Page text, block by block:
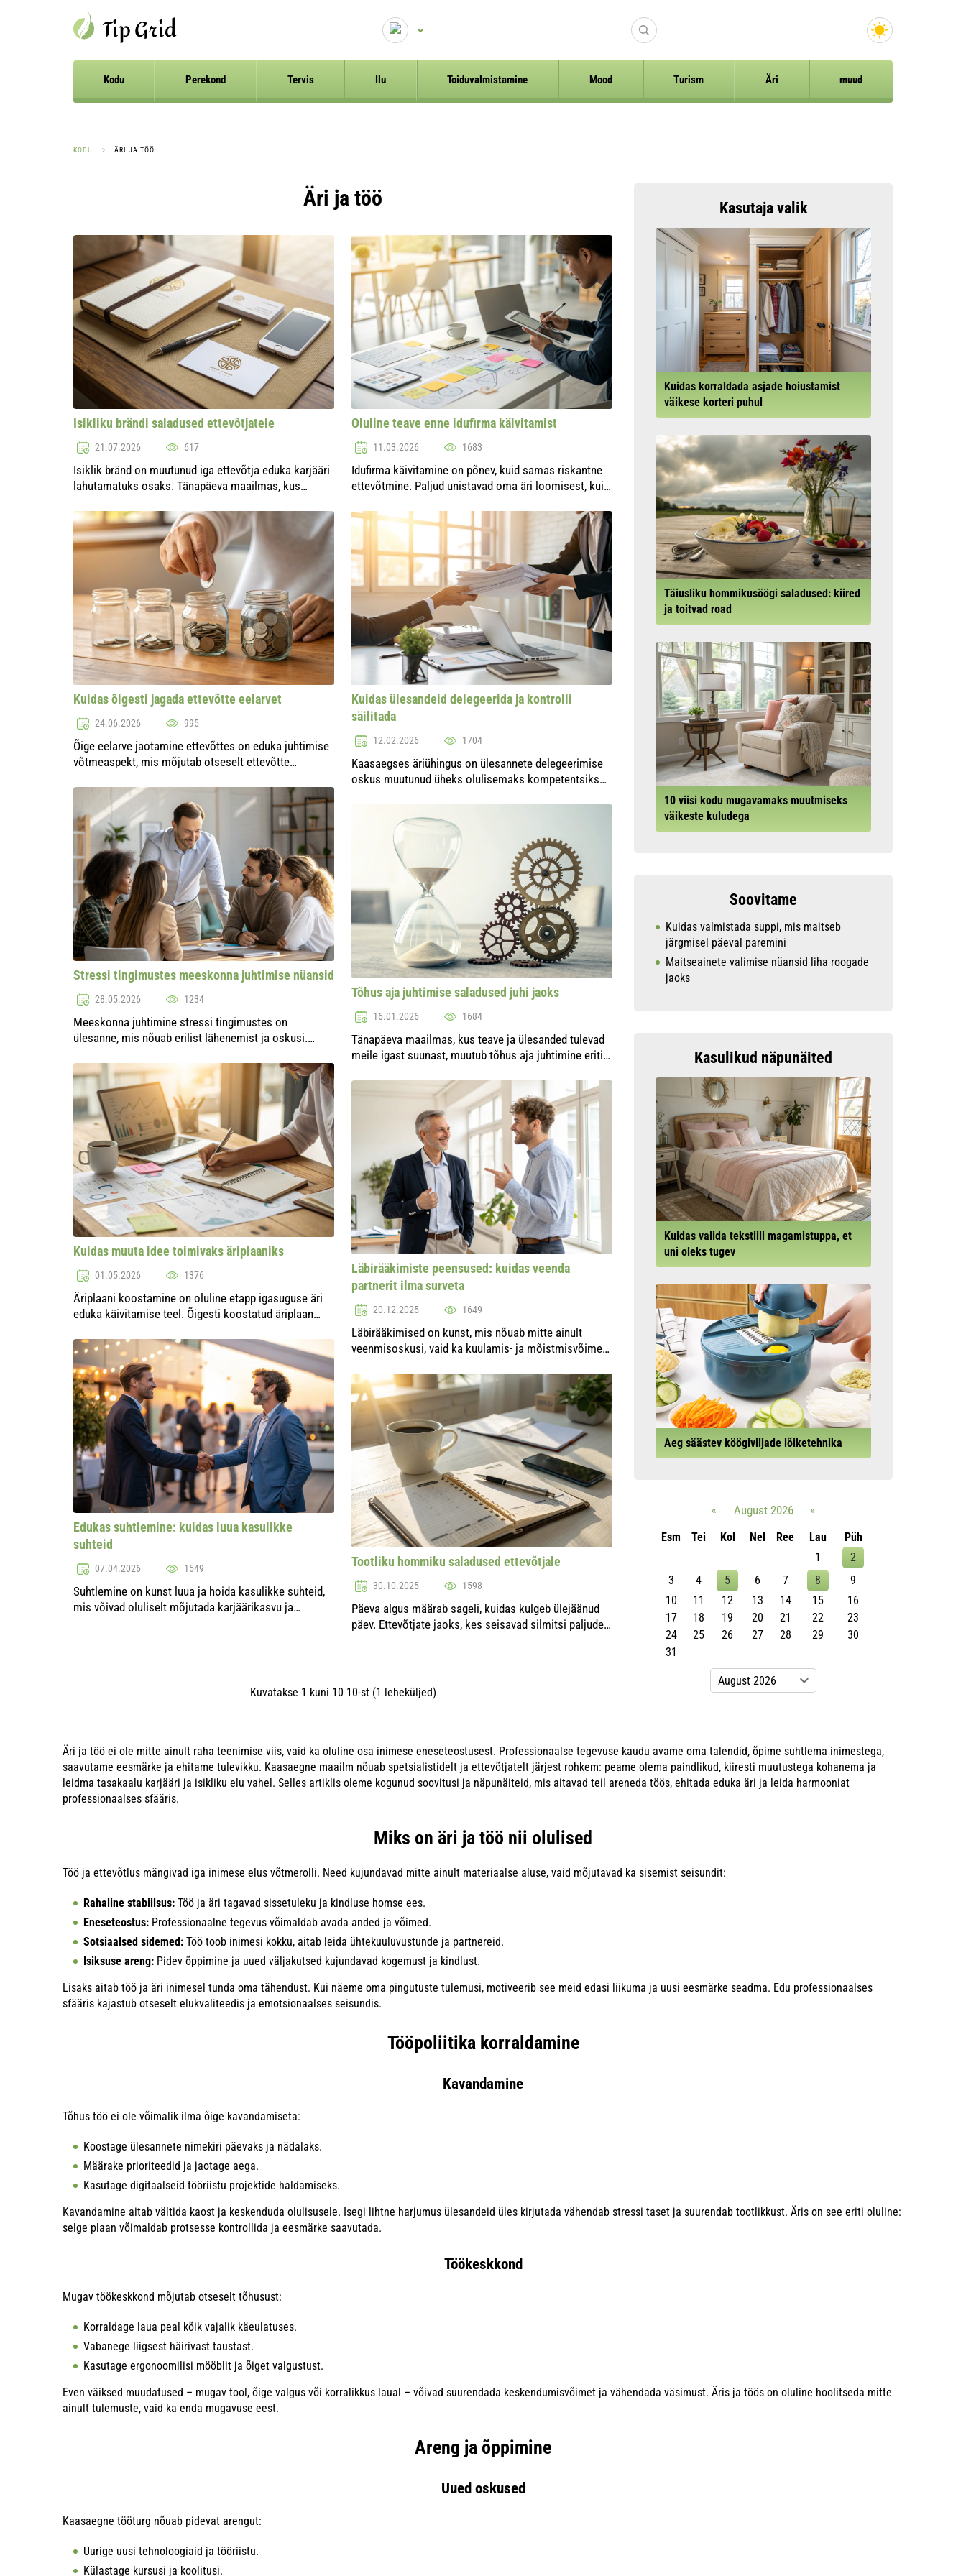
Kodu Perekond Tervis Ilu Toiduvalmistamine Mood Turism Äri muud
KODU ÄRI JA TÖÖ
Äri ja töö
Isikliku brändi saladused ettevõtjatele
21.07.2026 617
Isiklik bränd on muutunud iga ettevõtja eduka karjääri
lahutamatuks osaks. Tänapäeva maailmas, kus
kuvandi ja maine loomine oluline samm edu
saavutamiseks....
Kuidas õigesti jagada ettevõtte eelarvet
24.06.2026 995
Õige eelarve jaotamine ettevõttes on eduka juhtimise
võtmeaspekt, mis mõjutab otseselt ettevõtte
ebastabiilse majanduse tingimustes muutub
rahanduse...
Stressi tingimustes meeskonna juhtimise nüansid
28.05.2026 1234
Meeskonna juhtimine stressi tingimustes on
ülesanne, mis nõuab erilist lähenemist ja oskusi.
põhjustest: alates ettevõtte kriisidest kuni turu
keskkonn...
Kuidas muuta idee toimivaks äriplaaniks
01.05.2026 1376
Äriplaani koostamine on oluline etapp igasuguse äri
eduka käivitamise teel. Õigesti koostatud äriplaan
tõmbab ka ligi potentsiaalseid investoreid....
Edukas suhtlemine: kuidas luua kasulikke
suhteid
07.04.2026 1549
Suhtlemine on kunst luua ja hoida kasulikke suhteid,
mis võivad oluliselt mõjutada karjäärikasvu ja
Oluline teave enne idufirma käivitamist
11.03.2026 1683
Idufirma käivitamine on põnev, kuid samas riskantne
ettevõtmine. Paljud unistavad oma äri loomisest, kuid
arvesse võtta mitmeid tegureid. Selles artik...
Kuidas ülesandeid delegeerida ja kontrolli
säilitada
12.02.2026 1704
Kaasaegses äriühingus on ülesannete delegeerimise
oskus muutunud üheks olulisemaks kompetentsiks
potentsiaali ...
Tõhus aja juhtimise saladused juhi jaoks
16.01.2026 1684
Tänapäeva maailmas, kus teave ja ülesanded tulevad
meile igast suunast, muutub tõhus aja juhtimine eriti
juhtida võimaldab mitte ainult isikliku tootlik...
Läbirääkimiste peensused: kuidas veenda
partnerit ilma surveta
20.12.2025 1649
Läbirääkimised on kunst, mis nõuab mitte ainult
veenmisoskusi, vaid ka kuulamis- ja mõistmisvõimet
konkurents kasvab iga päevaga, on oluline mitte ainult
saav...
Tootliku hommiku saladused ettevõtjale
30.10.2025 1598
Päeva algus määrab sageli, kuidas kulgeb ülejäänud
päev. Ettevõtjate jaoks, kes seisavad silmitsi paljude
Kuvatakse 1 kuni 10 10-st (1 leheküljed)
Kasutaja valik
Kuidas korraldada asjade hoiustamist
väikese korteri puhul
Täiusliku hommikusöögi saladused: kiired
ja toitvad road
10 viisi kodu mugavamaks muutmiseks
väikeste kuludega
Soovitame
Kuidas valmistada suppi, mis maitseb
järgmisel päeval paremini
Maitseainete valimise nüansid liha roogade
jaoks
Kasulikud näpunäited
Kuidas valida tekstiili magamistuppa, et
uni oleks tugev
Aeg säästev köögiviljade lõiketehnika
« August 2026
»
Esm
Tei Kol Nel Ree Lau
Püh
1
2
3
4 5 6 7 8
9
10
11 12 13 14 15
16
17
18 19 20 21 22
23
24
25 26 27 28 29
30
31
Äri ja töö ei ole mitte ainult raha teenimise viis, vaid ka oluline osa inimese eneseteostusest. Professionaalse tegevuse kaudu avame oma talendid, õpime suhtlema inimestega,
saavutame eesmärke ja ehitame tulevikku. Kaasaegne maailm nõuab spetsialistidelt ja ettevõtjatelt järjest rohkem: peame olema paindlikud, kiiresti muutustega kohanema ja
leidma tasakaalu karjääri ja isikliku elu vahel. Selles artiklis oleme kogunud soovitusi ja näpunäiteid, mis aitavad teil areneda töös, ehitada eduka äri ja leida harmooniat
professionaalses sfääris.
Miks on äri ja töö nii olulised
Töö ja ettevõtlus mängivad iga inimese elus võtmerolli. Need kujundavad mitte ainult materiaalse aluse, vaid mõjutavad ka sisemist seisundit:
Rahaline stabiilsus: Töö ja äri tagavad sissetuleku ja kindluse homse ees.
Eneseteostus: Professionaalne tegevus võimaldab avada anded ja võimed.
Sotsiaalsed sidemed: Töö toob inimesi kokku, aitab leida ühtekuuluvustunde ja partnereid.
Isiksuse areng: Pidev õppimine ja uued väljakutsed kujundavad kogemust ja kindlust.
Lisaks aitab töö ja äri inimesel tunda oma tähendust. Kui näeme oma pingutuste tulemusi, motiveerib see meid edasi liikuma ja uusi eesmärke seadma. Edu professionaalses
sfääris kajastub otseselt elukvaliteedis ja emotsionaalses seisundis.
Tööpoliitika korraldamine
Kavandamine
Tõhus töö ei ole võimalik ilma õige kavandamiseta:
Koostage ülesannete nimekiri päevaks ja nädalaks.
Määrake prioriteedid ja jaotage aega.
Kasutage digitaalseid tööriistu projektide haldamiseks.
Kavandamine aitab vältida kaost ja keskenduda olulisusele. Isegi lihtne harjumus ülesandeid üles kirjutada vähendab stressi taset ja suurendab tootlikkust. Äris on see eriti oluline:
selge plaan võimaldab protsesse kontrollida ja eesmärke saavutada.
Töökeskkond
Mugav töökeskkond mõjutab otseselt tõhusust:
Korraldage laua peal kõik vajalik käeulatuses.
Vabanege liigsest häirivast taustast.
Kasutage ergonoomilisi mööblit ja õiget valgustust.
Even väiksed muudatused – mugav tool, õige valgus või korralikkus laual – võivad suurendada keskendumisvõimet ja vähendada väsimust. Äris ja töös on oluline hoolitseda mitte
ainult tulemuste, vaid ka enda mugavuse eest.
Areng ja õppimine
Uued oskused
Kaasaegne tööturg nõuab pidevat arengut:
Uurige uusi tehnoloogiaid ja tööriistu.
Külastage kursusi ja koolitusi.